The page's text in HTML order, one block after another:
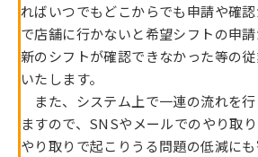
ればいつでもどこからでも申請や確
で店舗に行かないと希望シフトの申
新のシフトが確認できなかった等の
いたします。
また、システム上で一連の流れを
ますので、SNSやメールでのやり取
やり取りで起こりうる問題の低減にも